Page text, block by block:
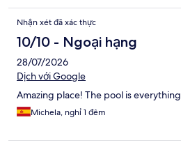
Nhận xét đã xác thực
10/10 - Ngoại hạng
28/07/2026
Dịch với Google
Amazing place! The pool is everything
Michela, nghỉ 1 đêm